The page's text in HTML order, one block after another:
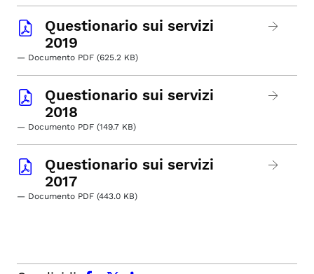
Questionario sui servizi
2019
— Documento PDF (625.2 KB)
Questionario sui servizi
2018
— Documento PDF (149.7 KB)
Questionario sui servizi
2017
— Documento PDF (443.0 KB)
facebook x.com linkedin